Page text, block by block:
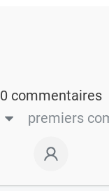
0 commentaires
premiers